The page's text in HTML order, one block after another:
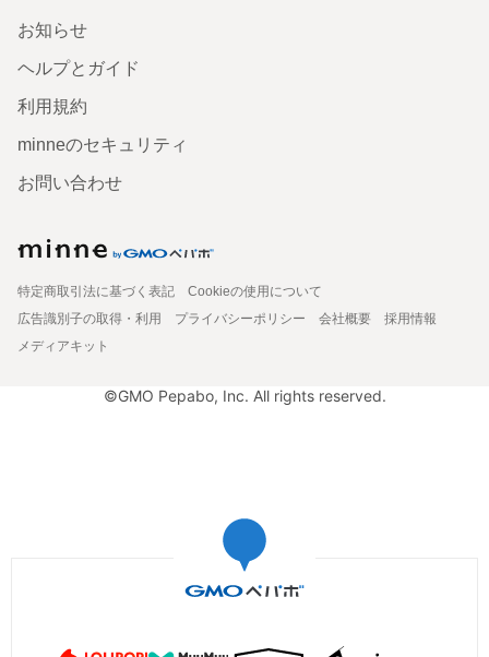
お知らせ
ヘルプとガイド
利用規約
minneのセキュリティ
お問い合わせ
特定商取引法に基づく表記
Cookieの使用について
広告識別子の取得・利用
プライバシーポリシー 会社概要
採用情報
メディアキット
©GMO Pepabo, Inc. All rights reserved.